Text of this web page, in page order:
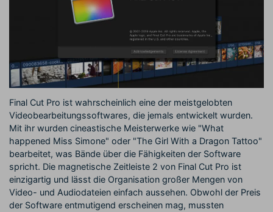
Final Cut Pro ist wahrscheinlich eine der meistgelobten
Videobearbeitungssoftwares, die jemals entwickelt wurden.
Mit ihr wurden cineastische Meisterwerke wie "What
happened Miss Simone" oder "The Girl With a Dragon Tattoo"
bearbeitet, was Bände über die Fähigkeiten der Software
spricht. Die magnetische Zeitleiste 2 von Final Cut Pro ist
einzigartig und lässt die Organisation großer Mengen von
Video- und Audiodateien einfach aussehen. Obwohl der Preis
der Software entmutigend erscheinen mag, mussten